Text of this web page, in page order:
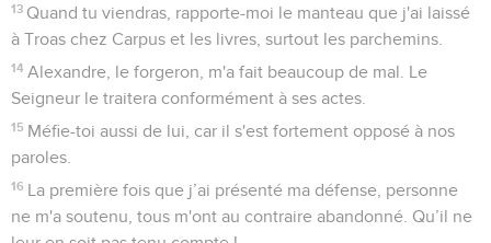
13 Quand tu viendras, rapporte-moi le manteau que j'ai laissé
à Troas chez Carpus et les livres, surtout les parchemins.
14 Alexandre, le forgeron, m'a fait beaucoup de mal. Le
Seigneur le traitera conformément à ses actes.
15 Méfie-toi aussi de lui, car il s'est fortement opposé à nos
paroles.
16 La première fois que j’ai présenté ma défense, personne
ne m'a soutenu, tous m'ont au contraire abandonné. Qu’il ne